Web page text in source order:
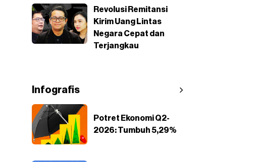
Revolusi Remitansi
Kirim Uang Lintas
Negara Cepat dan
Terjangkau
Infografis
Potret Ekonomi Q2-
2026: Tumbuh 5,29%